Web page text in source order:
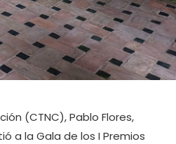
(CTNC), Pablo Flores,
a la Gala de los I Premios